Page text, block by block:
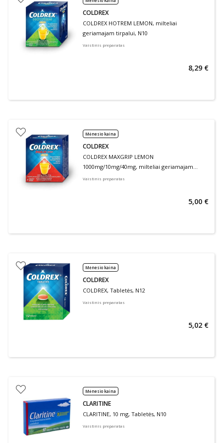
COLDREX
COLDREX HOTREM LEMON, milteliai
geriamajam tirpalui, N10
Vaistinis preparatas
8,29 €
Mėnesio kaina
COLDREX
COLDREX MAXGRIP LEMON
1000mg/10mg/40mg, milteliai geriamajam
tirpalui, N5
Vaistinis preparatas
5,00 €
Mėnesio kaina
COLDREX
COLDREX, Tabletės, N12
Vaistinis preparatas
5,02 €
Mėnesio kaina
CLARITINE
CLARITINE, 10 mg, Tabletės, N10
Vaistinis preparatas